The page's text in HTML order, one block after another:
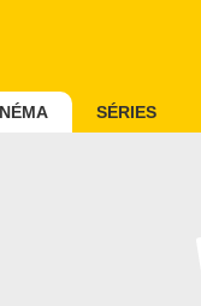
SÉRIES